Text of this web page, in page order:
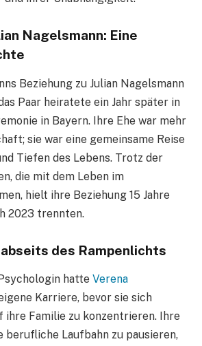
Nagelsmann: Eine
Beziehung zu Julian Nagelsmann
Paar heiratete ein Jahr später in
in Bayern. Ihre Ehe war mehr
sie war eine gemeinsame Reise
Tiefen des Lebens. Trotz der
die mit dem Leben im
hielt ihre Beziehung 15 Jahre
2023 trennten.
des Rampenlichts
hatte Verena
Karriere, bevor sie sich
ihre Familie zu konzentrieren. Ihre
berufliche Laufbahn zu pausieren,